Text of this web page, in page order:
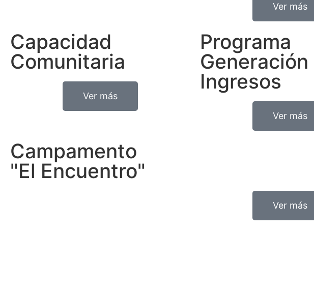
Ver más
Capacidad
Comunitaria
Ver más
Programa
Generación
Ingresos
Ver más
Campamento
"El Encuentro"
Ver más